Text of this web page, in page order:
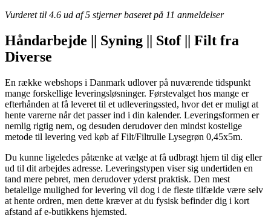
Vurderet til 4.6 ud af 5 stjerner baseret på 11 anmeldelser
Håndarbejde || Syning || Stof || Filt fra
Diverse
En række webshops i Danmark udlover på nuværende tidspunkt
mange forskellige leveringsløsninger. Førstevalget hos mange er
efterhånden at få leveret til et udleveringssted, hvor det er muligt at
hente varerne når det passer ind i din kalender. Leveringsformen er
nemlig rigtig nem, og desuden derudover den mindst kostelige
metode til levering ved køb af Filt/Filtrulle Lysegrøn 0,45x5m.
Du kunne ligeledes påtænke at vælge at få udbragt hjem til dig eller
ud til dit arbejdes adresse. Leveringstypen viser sig undertiden en
tand mere pebret, men derudover yderst praktisk. Den mest
betalelige mulighed for levering vil dog i de fleste tilfælde være selv
at hente ordren, men dette kræver at du fysisk befinder dig i kort
afstand af e-butikkens hjemsted.